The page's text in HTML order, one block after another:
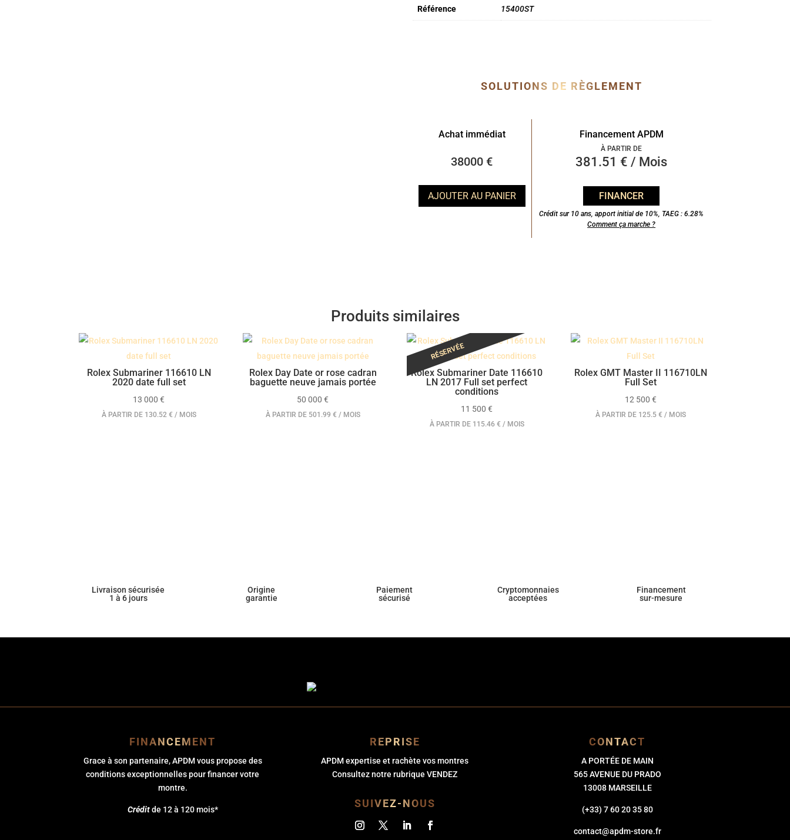
Référence 15400ST
SOLUTIONS DE RÈGLEMENT
Achat immédiat
38000 €
AJOUTER AU PANIER
Financement APDM
À PARTIR DE
381.51 € / Mois
FINANCER
Crédit sur 10 ans, apport initial de 10%, TAEG : 6.28%
Comment ça marche ?
Produits similaires
Rolex Submariner 116610 LN
2020 date full set
13 000€
À PARTIR DE 130.52 € / MOIS
Rolex Day Date or rose cadran
baguette neuve jamais portée
50 000€
À PARTIR DE 501.99 € / MOIS
RÉSERVÉE
Rolex Submariner Date 116610
LN 2017 Full set perfect
conditions
11 500€
À PARTIR DE 115.46 € / MOIS
Rolex GMT Master II 116710LN
Full Set
12 500€
À PARTIR DE 125.5 € / MOIS
Livraison sécurisée
1 à 6 jours
Origine
garantie
Paiement
sécurisé
Cryptomonnaies
acceptées
Financement
sur-mesure
FINANCEMENT
Grace à son partenaire, APDM vous propose des
conditions exceptionnelles pour financer votre
montre.
Créditde 12 à 120 mois*
REPRISE
APDM expertise et rachète vos montres
Consultez notre rubrique VENDEZ
SUIVEZ-NOUS
CONTACT
A PORTÉE DE MAIN
565 AVENUE DU PRADO
13008 MARSEILLE
(+33) 7 60 20 35 80
contact@apdm-store.fr